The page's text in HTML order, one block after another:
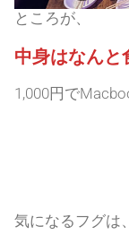
ところが、
中身はなんと
1,000円で
気になるフグは